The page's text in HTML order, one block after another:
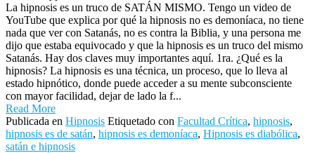
La hipnosis es un truco de SATÁN MISMO. Tengo un video de
YouTube que explica por qué la hipnosis no es demoníaca, no tiene
nada que ver con Satanás, no es contra la Biblia, y una persona me
dijo que estaba equivocado y que la hipnosis es un truco del mismo
Satanás. Hay dos claves muy importantes aquí. 1ra. ¿Qué es la
hipnosis? La hipnosis es una técnica, un proceso, que lo lleva al
estado hipnótico, donde puede acceder a su mente subconsciente
con mayor facilidad, dejar de lado la f...
Read More
Publicada en Hipnosis Etiquetado con Facultad Crítica, hipnosis,
hipnosis es de satán, hipnosis es demoníaca, Hipnosis es diabólica,
satán e hipnosis